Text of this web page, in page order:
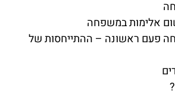
אלימות במשפחה
פעם ראשונה – ההתייחסות של